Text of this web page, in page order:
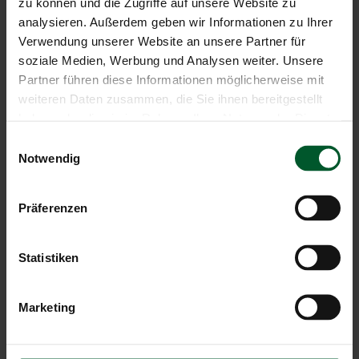
analysieren. Außerdem geben wir Informationen zu Ihrer
Verwendung unserer Website an unsere Partner für
soziale Medien, Werbung und Analysen weiter. Unsere
Partner führen diese Informationen möglicherweise mit
weiteren Daten zusammen, die Sie ihnen bereitgestellt
Notwendig
Präferenzen
Statistiken
Marketing
Edle, weis(s)e Riesen
DieDrei Zinnen
sind weltberühmt, und das völlig zu
grünen Wiesen und unter blauen Himmeln sehen sie
auf Bildern schon sehr imposant aus, doch mal ehrlich:
Zumindest einmal im Leben sollte man sie aus